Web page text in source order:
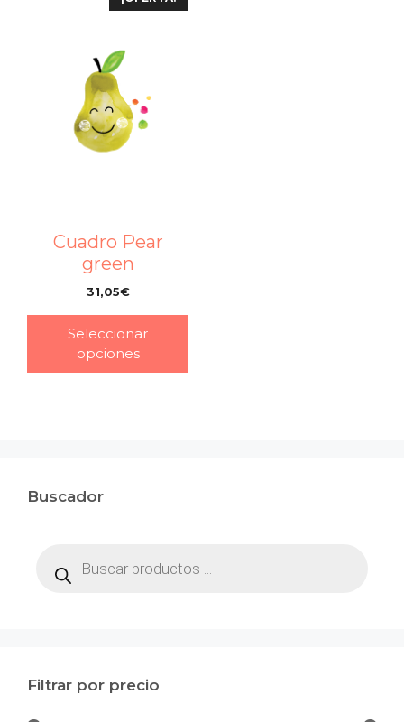
Cuadro Pear
green
31,05€
Seleccionar
opciones
Buscador
productos
Filtrar por precio